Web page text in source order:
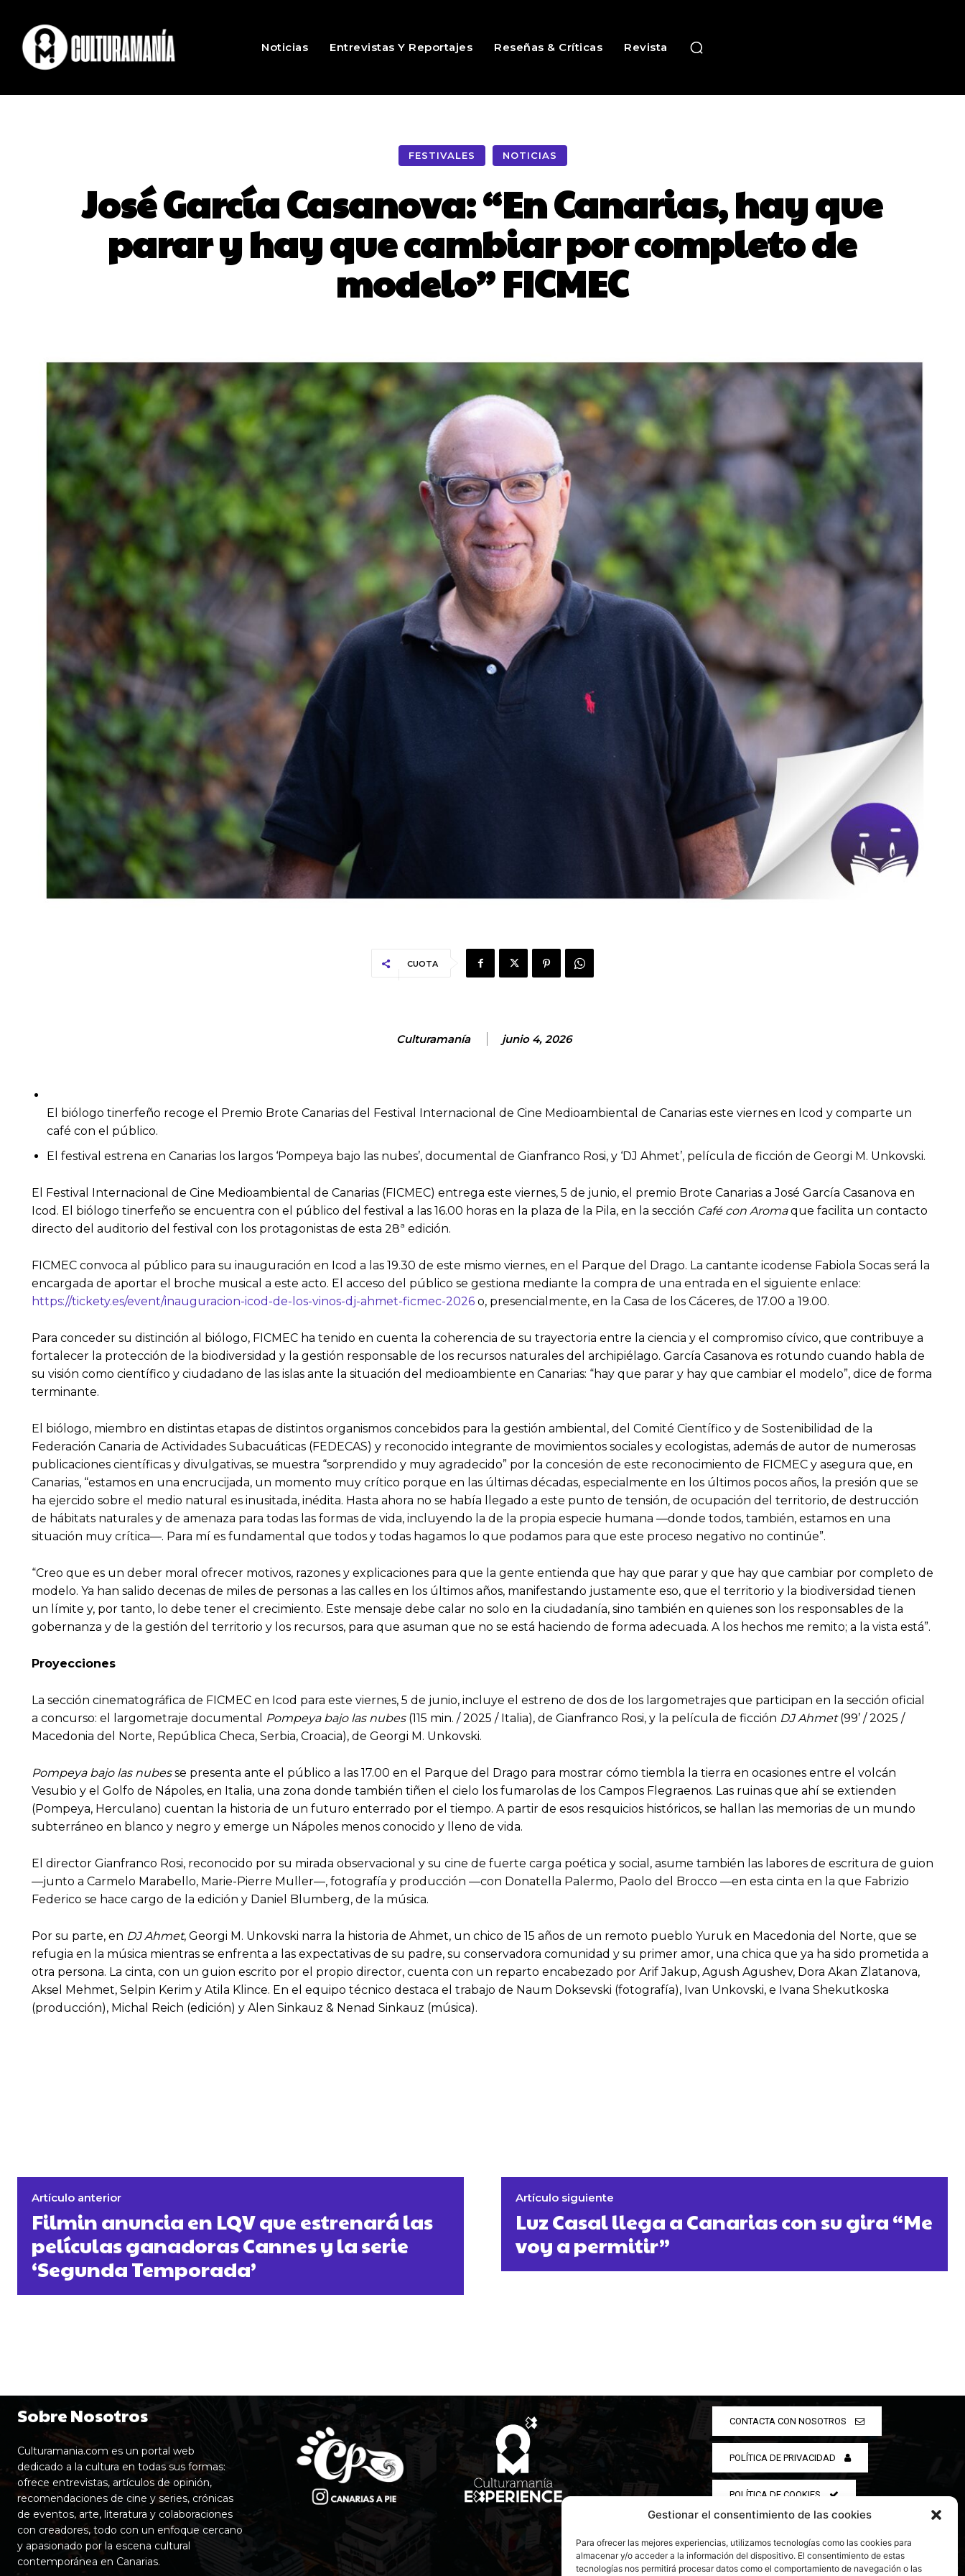
Gestionar el consentimiento de las cookies
Para ofrecer las mejores experiencias, utilizamos tecnologías como las cookies para
almacenar y/o acceder a la información del dispositivo. El consentimiento de estas
tecnologías nos permitirá procesar datos como el comportamiento de navegación o las
Noticias Entrevistas Y Reportajes Reseñas & Críticas Revista
FESTIVALES NOTICIAS
José García Casanova: “En Canarias, hay que
parar y hay que cambiar por completo de
modelo” FICMEC
CUOTA
Culturamanía junio 4, 2026
El biólogo tinerfeño recoge el Premio Brote Canarias del Festival Internacional de Cine Medioambiental de Canarias este viernes en Icod y comparte un
café con el público.
El festival estrena en Canarias los largos ‘Pompeya bajo las nubes’, documental de Gianfranco Rosi, y ‘DJ Ahmet’, película de ficción de Georgi M. Unkovski.
El Festival Internacional de Cine Medioambiental de Canarias (FICMEC) entrega este viernes, 5 de junio, el premio Brote Canarias a José García Casanova en
Icod. El biólogo tinerfeño se encuentra con el público del festival a las 16.00 horas en la plaza de la Pila, en la sección Café con Aromaque facilita un contacto
directo del auditorio del festival con los protagonistas de esta 28ª edición.
FICMEC convoca al público para su inauguración en Icod a las 19.30 de este mismo viernes, en el Parque del Drago. La cantante icodense Fabiola Socas será la
encargada de aportar el broche musical a este acto. El acceso del público se gestiona mediante la compra de una entrada en el siguiente enlace:
https://tickety.es/event/inauguracion-icod-de-los-vinos-dj-ahmet-ficmec-2026 o, presencialmente, en la Casa de los Cáceres, de 17.00 a 19.00.
Para conceder su distinción al biólogo, FICMEC ha tenido en cuenta la coherencia de su trayectoria entre la ciencia y el compromiso cívico, que contribuye a
fortalecer la protección de la biodiversidad y la gestión responsable de los recursos naturales del archipiélago. García Casanova es rotundo cuando habla de
su visión como científico y ciudadano de las islas ante la situación del medioambiente en Canarias: “hay que parar y hay que cambiar el modelo”, dice de forma
terminante.
El biólogo, miembro en distintas etapas de distintos organismos concebidos para la gestión ambiental, del Comité Científico y de Sostenibilidad de la
Federación Canaria de Actividades Subacuáticas (FEDECAS) y reconocido integrante de movimientos sociales y ecologistas, además de autor de numerosas
publicaciones científicas y divulgativas, se muestra “sorprendido y muy agradecido” por la concesión de este reconocimiento de FICMEC y asegura que, en
Canarias, “estamos en una encrucijada, un momento muy crítico porque en las últimas décadas, especialmente en los últimos pocos años, la presión que se
ha ejercido sobre el medio natural es inusitada, inédita. Hasta ahora no se había llegado a este punto de tensión, de ocupación del territorio, de destrucción
de hábitats naturales y de amenaza para todas las formas de vida, incluyendo la de la propia especie humana —donde todos, también, estamos en una
situación muy crítica—. Para mí es fundamental que todos y todas hagamos lo que podamos para que este proceso negativo no continúe”.
“Creo que es un deber moral ofrecer motivos, razones y explicaciones para que la gente entienda que hay que parar y que hay que cambiar por completo de
modelo. Ya han salido decenas de miles de personas a las calles en los últimos años, manifestando justamente eso, que el territorio y la biodiversidad tienen
un límite y, por tanto, lo debe tener el crecimiento. Este mensaje debe calar no solo en la ciudadanía, sino también en quienes son los responsables de la
gobernanza y de la gestión del territorio y los recursos, para que asuman que no se está haciendo de forma adecuada. A los hechos me remito; a la vista está”.
Proyecciones
La sección cinematográfica de FICMEC en Icod para este viernes, 5 de junio, incluye el estreno de dos de los largometrajes que participan en la sección oficial
a concurso: el largometraje documental
Pompeya bajo las nubes(115 min. / 2025 / Italia), de Gianfranco Rosi, y la película de ficción DJ Ahmet(99’ / 2025 /
Macedonia del Norte, República Checa, Serbia, Croacia), de Georgi M. Unkovski.
Pompeya bajo las nubesse presenta ante el público a las 17.00 en el Parque del Drago para mostrar cómo tiembla la tierra en ocasiones entre el volcán
Vesubio y el Golfo de Nápoles, en Italia, una zona donde también tiñen el cielo los fumarolas de los Campos Flegraenos. Las ruinas que ahí se extienden
(Pompeya, Herculano) cuentan la historia de un futuro enterrado por el tiempo. A partir de esos resquicios históricos, se hallan las memorias de un mundo
subterráneo en blanco y negro y emerge un Nápoles menos conocido y lleno de vida.
El director Gianfranco Rosi, reconocido por su mirada observacional y su cine de fuerte carga poética y social, asume también las labores de escritura de guion
—junto a Carmelo Marabello, Marie-Pierre Muller—, fotografía y producción —con Donatella Palermo, Paolo del Brocco —en esta cinta en la que Fabrizio
Federico se hace cargo de la edición y Daniel Blumberg, de la música.
Por su parte, en DJ Ahmet, Georgi M. Unkovski narra la historia de Ahmet, un chico de 15 años de un remoto pueblo Yuruk en Macedonia del Norte, que se
refugia en la música mientras se enfrenta a las expectativas de su padre, su conservadora comunidad y su primer amor, una chica que ya ha sido prometida a
otra persona. La cinta, con un guion escrito por el propio director, cuenta con un reparto encabezado por Arif Jakup, Agush Agushev, Dora Akan Zlatanova,
Aksel Mehmet, Selpin Kerim y Atila Klince. En el equipo técnico destaca el trabajo de Naum Doksevski (fotografía), Ivan Unkovski, e Ivana Shekutkoska
(producción), Michal Reich (edición) y Alen Sinkauz & Nenad Sinkauz (música).
Artículo anterior
Filmin anuncia en LQV que estrenará las
películas ganadoras Cannes y la serie
‘Segunda Temporada’
Artículo siguiente
Luz Casal llega a Canarias con su gira “Me
voy a permitir”
Sobre Nosotros
Culturamania.com es un portal web
dedicado a la cultura en todas sus formas:
ofrece entrevistas, artículos de opinión,
recomendaciones de cine y series, crónicas
de eventos, arte, literatura y colaboraciones
con creadores, todo con un enfoque cercano
y apasionado por la escena cultural
contemporánea en Canarias.
CONTACTA CON NOSOTROS
POLÍTICA DE PRIVACIDAD
POLÍTICA DE COOKIES